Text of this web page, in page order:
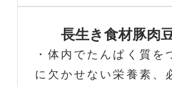
長生き食材豚肉
・体内でたんぱく質を
に欠かせない栄養素、